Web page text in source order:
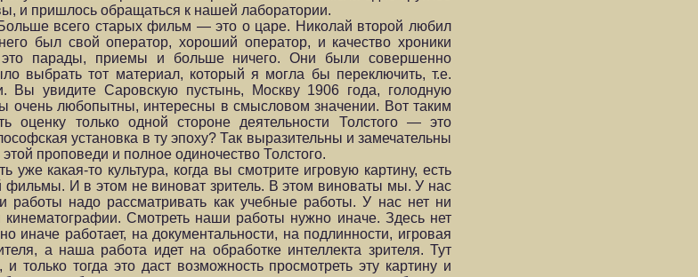
и пришлось обращаться к нашей лаборатории.
всего старых фильм — это о царе. Николай второй любил
был свой оператор, хороший оператор, и качество хроники
парады, приемы и больше ничего. Они были совершенно
выбрать тот материал, который я могла бы переключить, т.е.
Вы увидите Саровскую пустынь, Москву 1906 года, голодную
очень любопытны, интересны в смысловом значении. Вот таким
только одной стороне деятельности Толстого — это
установка в ту эпоху? Так выразительны и замечательны
проповеди и полное одиночество Толстого.
какая-то культура, когда вы смотрите игровую картину, есть
фильмы. И в этом не виноват зритель. В этом виноваты мы. У нас
надо рассматривать как учебные работы. У нас нет ни
Смотреть наши работы нужно иначе. Здесь нет
работает, на документальности, на подлинности, игровая
а наша работа идет на обработке интеллекта зрителя. Тут
только тогда это даст возможность просмотреть эту картину и